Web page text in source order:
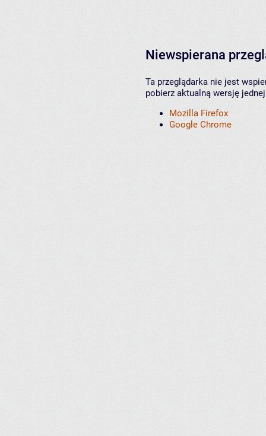
Niewspierana
Ta przeglądarka nie jest
pobierz aktualną wersję
Mozilla Firefox
Google Chrome